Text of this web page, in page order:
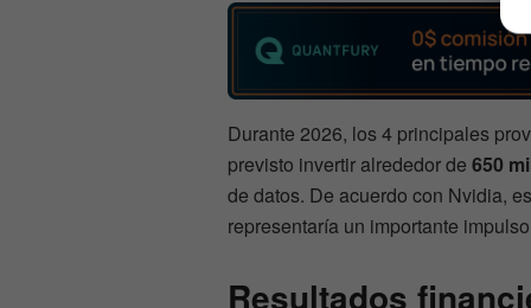
Durante 2026, los 4 principales
previsto invertir alrededor de 650
de datos. De acuerdo con Nvidia,
representaría un importante
Resultados